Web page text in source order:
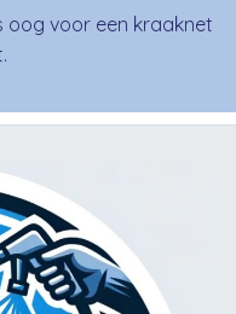
oog voor een kraaknet